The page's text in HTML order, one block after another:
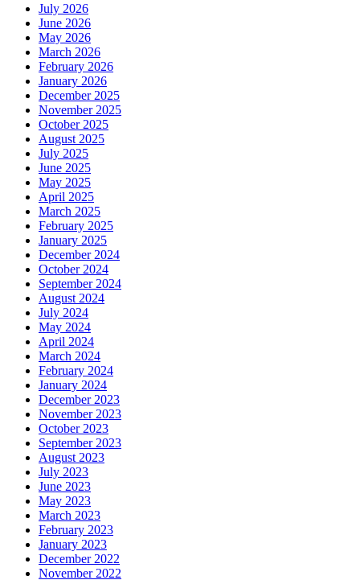
July 2026
June 2026
May 2026
March 2026
February 2026
January 2026
December 2025
November 2025
October 2025
August 2025
July 2025
June 2025
May 2025
April 2025
March 2025
February 2025
January 2025
December 2024
October 2024
September 2024
August 2024
July 2024
May 2024
April 2024
March 2024
February 2024
January 2024
December 2023
November 2023
October 2023
September 2023
August 2023
July 2023
June 2023
May 2023
March 2023
February 2023
January 2023
December 2022
November 2022